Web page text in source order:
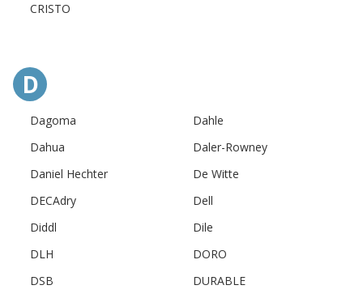
CRISTO
D
Dagoma
Dahle
Dahua
Daler-Rowney
Daniel Hechter
De Witte
DECAdry
Dell
Diddl
Dile
DLH
DORO
DSB
DURABLE